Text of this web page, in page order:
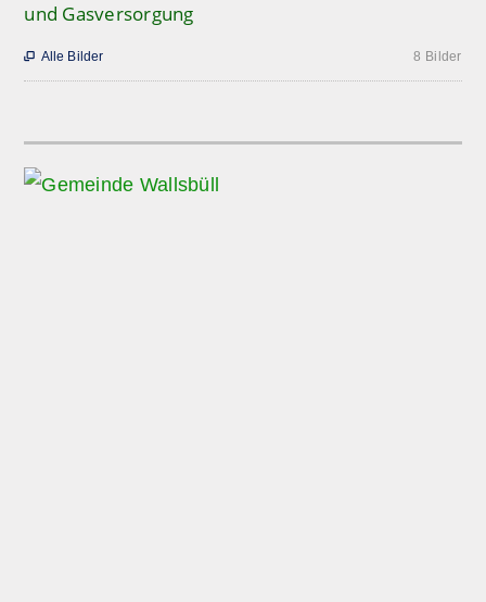
und Gasversorgung
8 Bilder
 Alle Bilder